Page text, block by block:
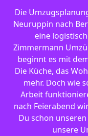
Die
Neuruppin nach
eine
Zimmermann
beginnt es mit
Die Küche, das
mehr. Doch wie
Arbeit
nach Feierabend
Du schon unseren
unsere